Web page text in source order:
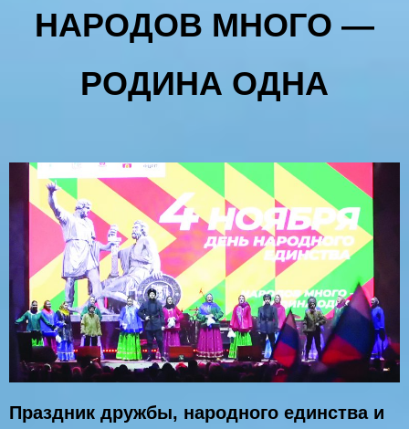
НАРОДОВ МНОГО —
РОДИНА ОДНА
Праздник дружбы, народного единства и